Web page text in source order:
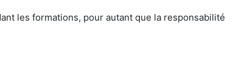
les formations, pour autant que la responsabilité